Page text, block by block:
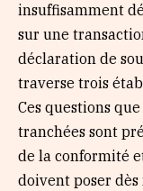
insuffisamment
sur une
déclaration de
traverse trois
Ces questions
tranchées sont
de la conformité
doivent poser